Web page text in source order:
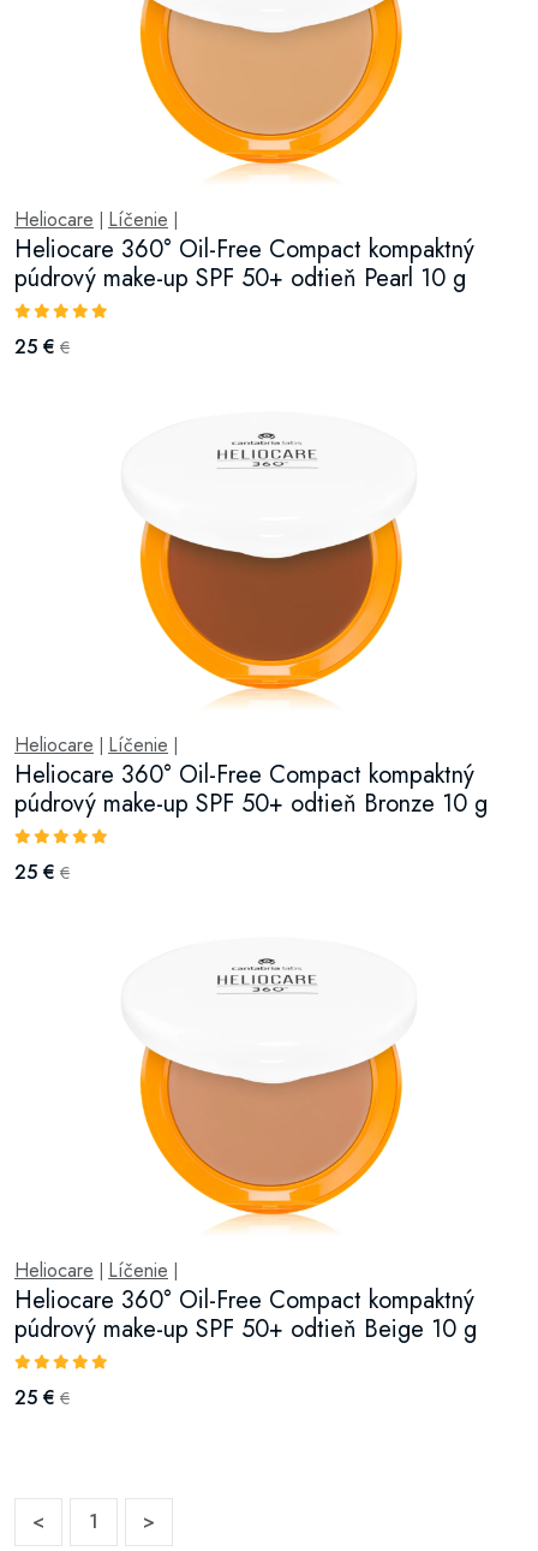
Heliocare Líčenie
Heliocare 360° Oil-Free Compact kompaktný
púdrový make-up SPF 50+ odtieň Pearl 10 g
25 € €
Heliocare Líčenie
Heliocare 360° Oil-Free Compact kompaktný
púdrový make-up SPF 50+ odtieň Bronze 10 g
25 € €
Heliocare Líčenie
Heliocare 360° Oil-Free Compact kompaktný
púdrový make-up SPF 50+ odtieň Beige 10 g
25 € €
< 1 >